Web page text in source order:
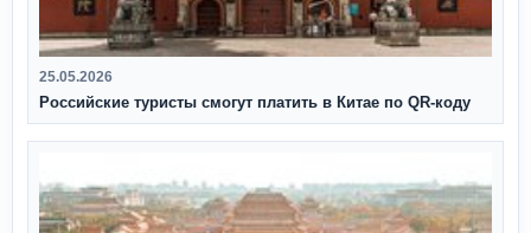
25.05.2026
Российские туристы смогут платить в Китае по QR‑коду